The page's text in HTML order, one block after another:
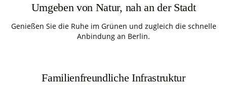
Umgeben von Natur, nah an der Stadt
Genießen Sie die Ruhe im Grünen und zugleich die schnelle
Anbindung an Berlin.
Familienfreundliche Infrastruktur